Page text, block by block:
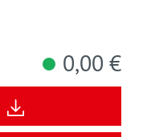
0,00 €